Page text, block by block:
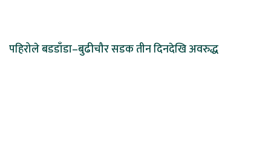
पहिरोले बडडाँडा–बुढीचौर सडक तीन दिनदेखि अवरुद्ध